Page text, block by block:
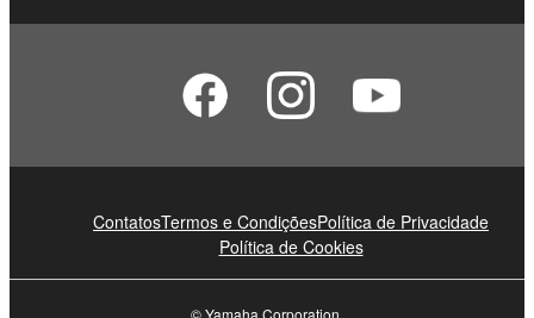
ContatosTermos e CondiçõesPolítica de Privacidade
Política de Cookies